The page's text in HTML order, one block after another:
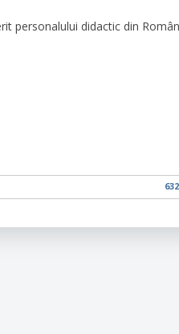
personalului didactic din